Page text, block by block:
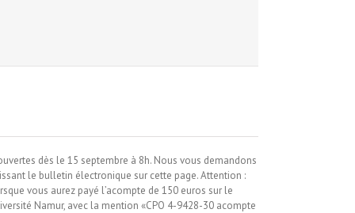
dès le 15 septembre à 8h. Nous vous demandons
le bulletin électronique sur cette page. Attention :
vous aurez payé l’acompte de 150 euros sur le
Namur, avec la mention «CPO 4-9428-30 acompte